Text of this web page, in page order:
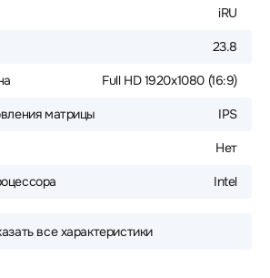
iRU
23.8
Full HD 1920x1080 (16:9)
матрицы IPS
Нет
Intel
все характеристики